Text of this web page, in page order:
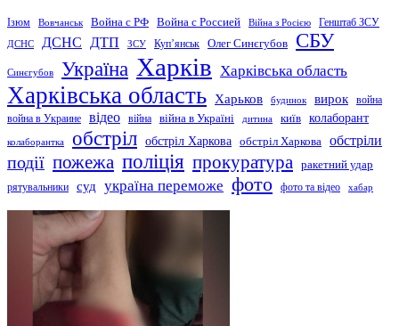
Ізюм Вовчанськ Война с РФ Война с Россией Війна з Росією Генштаб ЗСУ
ДСНС ДСНС ДТП ЗСУ Купʼянськ Олег Синєгубов СБУ
Синєгубов Україна Харків Харківська область
Харківська область Харьков будинок вирок война
война в Украине відео війна війна в Україні дитина київ колаборант
колаборантка обстріл обстріл Харкова обстріл Харкова обстріли
події пожежа поліція прокуратура
ракетний удар
рятувальники
суд україна переможе фото фото та відео хабар